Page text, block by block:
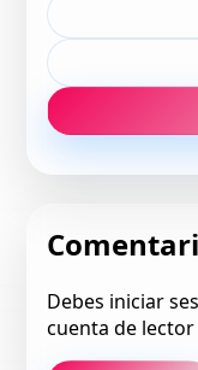
Debes iniciar
cuenta de